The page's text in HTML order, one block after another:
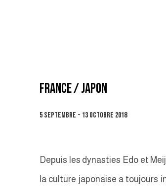
FRANCE / JAPON
5 SEPTEMBRE - 13 OCTOBRE 2018
Depuis les dynasties Edo et
la culture japonaise a toujours